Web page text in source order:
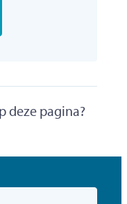
deze pagina?